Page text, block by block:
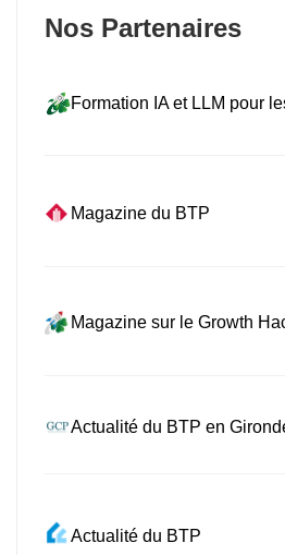
Nos Partenaires
Formation IA et LLM pour
Magazine du BTP
Magazine sur le Growth
Actualité du BTP en
Actualité du BTP